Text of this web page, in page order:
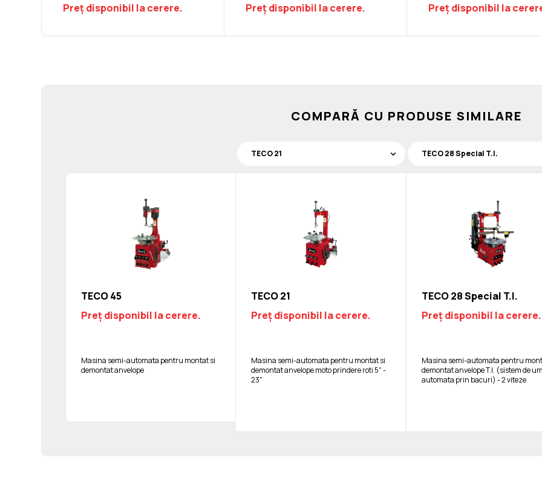
Preț disponibil la cerere. Preț disponibil la cerere. Preț disponibil la
COMPARĂ CU PRODUSE SIMILARE
TECO 45
Preț disponibil la cerere.
Masina semi-automata pentru montat si
demontat anvelope
TECO 21
Preț disponibil la cerere.
Masina semi-automata pentru montat si
demontat anvelope moto prindere roti 5" -
23"
TECO 28 Special T.I.
Preț disponibil la cerere.
Masina semi-automata pentru
demontat anvelope T.I. (sistem de
automata prin bacuri) - 2 viteze